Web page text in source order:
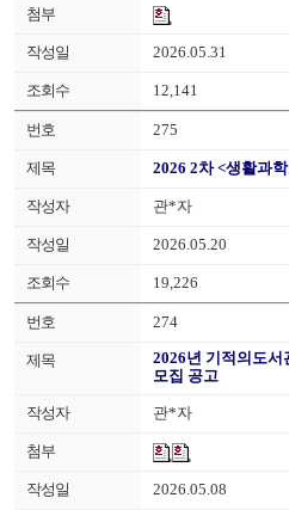
2026.05.31
12,141
275
2026 2차 <생활과
관*자
2026.05.20
19,226
274
2026년 기적의도서
모집 공고
관*자
2026.05.08